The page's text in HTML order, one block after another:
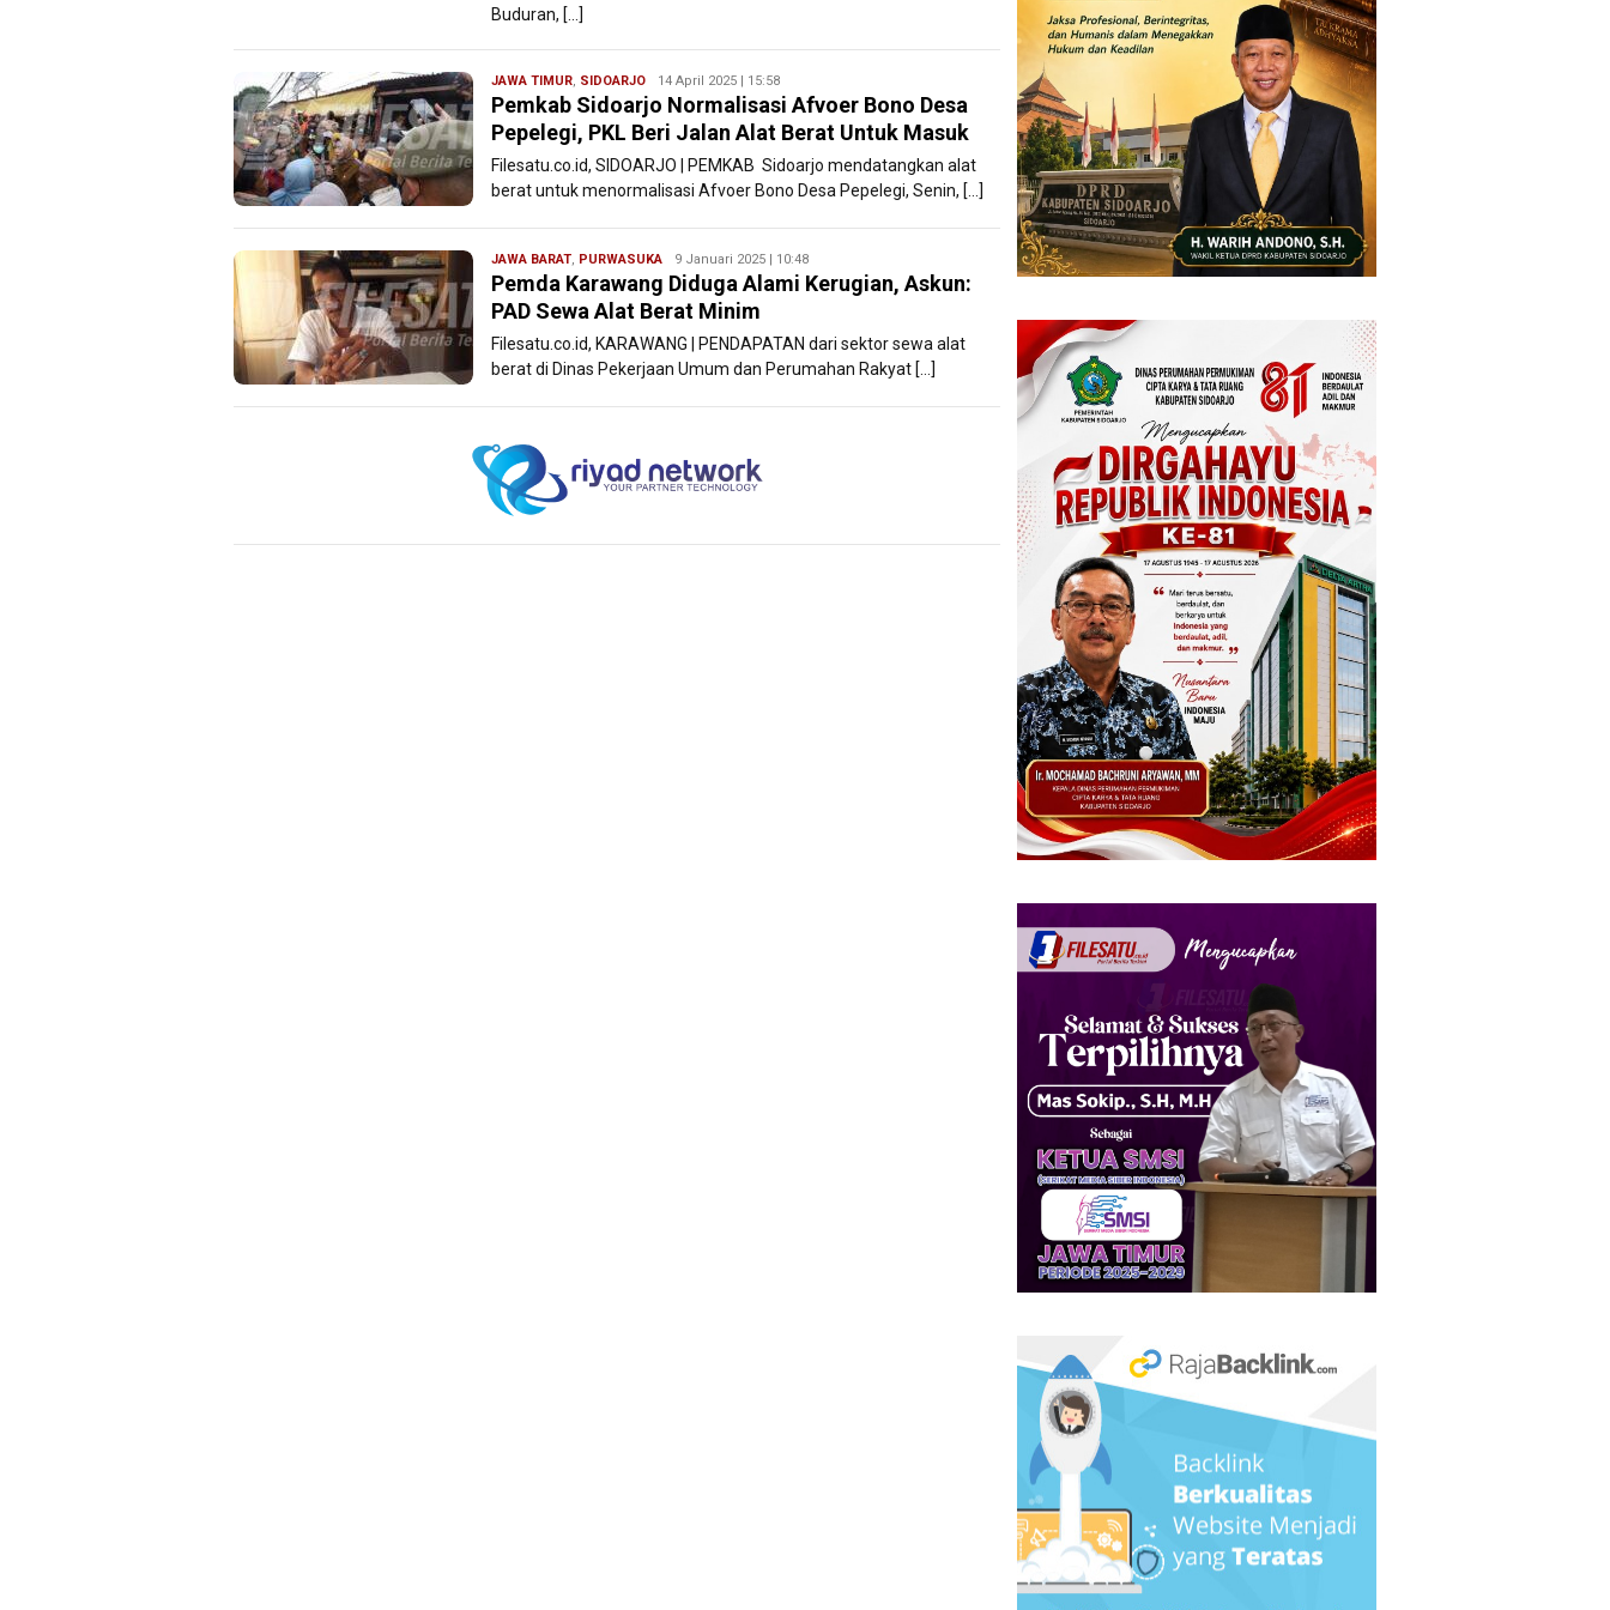
Buduran, […]
JAWA TIMUR, SIDOARJO Ryan
Karawang
14 April 2025 | 15:58
Pemkab Sidoarjo Normalisasi Afvoer Bono Desa
Pepelegi, PKL Beri Jalan Alat Berat Untuk Masuk
Filesatu.co.id, SIDOARJO | PEMKAB Sidoarjo mendatangkan alat
berat untuk menormalisasi Afvoer Bono Desa Pepelegi, Senin, […]
JAWA BARAT, PURWASUKA Ryan
Karawang
9 Januari 2025 | 10:48
Pemda Karawang Diduga Alami Kerugian, Askun:
PAD Sewa Alat Berat Minim
Filesatu.co.id, KARAWANG | PENDAPATAN dari sektor sewa alat
berat di Dinas Pekerjaan Umum dan Perumahan Rakyat […]